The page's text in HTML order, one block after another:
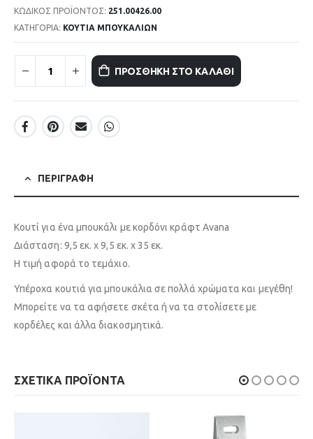
ΚΩΔΙΚΌΣ ΠΡΟΪΌΝΤΟΣ: 251.00426.00
ΚΑΤΗΓΟΡΊΑ: ΚΟΥΤΙΑ ΜΠΟΥΚΑΛΙΩΝ
ΠΡΟΣΘΉΚΗ ΣΤΟ ΚΑΛΆΘΙ
ΠΕΡΙΓΡΑΦΉ
Κουτί για ένα μπουκάλι με κορδόνι κράφτ Avana
Διάσταση: 9,5 εκ. x 9,5 εκ. x 35 εκ.
Η τιμή αφορά το τεμάχιο.
Υπέροχα κουτιά για μπουκάλια σε πολλά χρώματα και μεγέθη!
Μπορείτε να τα αφήσετε σκέτα ή να τα στολίσετε με
κορδέλες και άλλα διακοσμητικά.
ΣΧΕΤΙΚΆ ΠΡΟΪΌΝΤΑ